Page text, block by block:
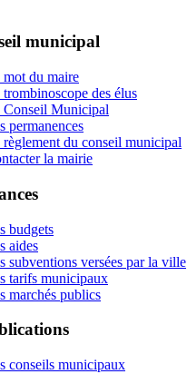
municipal
mot du maire
des élus
Conseil Municipal
permanences
du conseil municipal
la mairie
budgets
aides
subventions versées par la ville
tarifs municipaux
marchés publics
conseils municipaux